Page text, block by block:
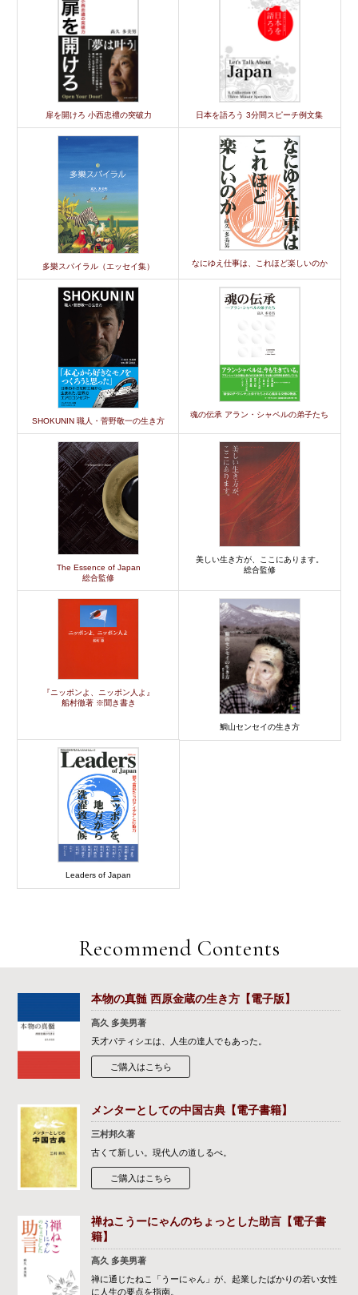
扉を開けろ 小西忠禮の突破力 日本を語ろう 3分間スピーチ例文集
多樂スパイラル（エッセイ集） なにゆえ仕事は、これほど楽しいのか
SHOKUNIN 職人・菅野敬一の生き方
魂の伝承 アラン・シャペルの弟子たち
The Essence of Japan
総合監修
美しい生き方が、ここにあります。
総合監修
『ニッポンよ、ニッポン人よ』
船村徹著 ※聞き書き
鯛山センセイの生き方
Leaders of Japan
Recommend Contents
本物の真髄 西原金蔵の生き方【電子版】
髙久 多美男著
天才パティシエは、人生の達人でもあった。
ご購入はこちら
メンターとしての中国古典【電子書籍】
三村邦久著
古くて新しい。現代人の道しるべ。
ご購入はこちら
禅ねこうーにゃんのちょっとした助言【電子書
籍】
髙久 多美男著
禅に通じたねこ「うーにゃん」が、起業したばかりの若い女性
に人生の要点を指南。